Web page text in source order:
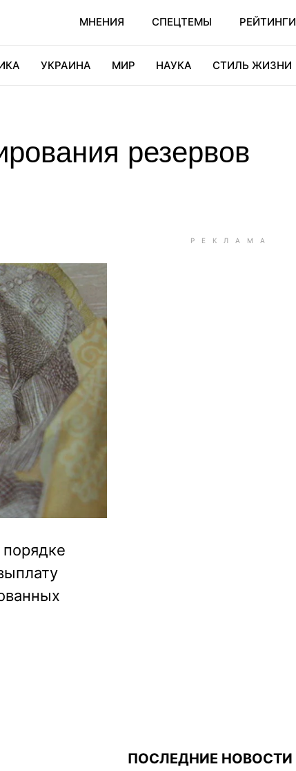
МНЕНИЯ СПЕЦТЕМЫ РЕЙТИНГИ
УКРАИНА МИР НАУКА СТИЛЬ ЖИЗНИ
резервов
ПОСЛЕДНИЕ НОВОСТИ